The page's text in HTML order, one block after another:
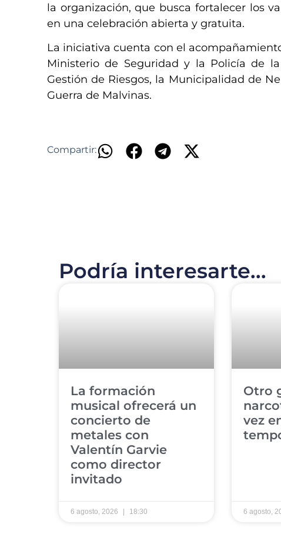
la organización, que busca fortalecer los
en una celebración abierta y gratuita.
La iniciativa cuenta con el
Ministerio de Seguridad y la Policía de
Gestión de Riesgos, la Municipalidad de
Guerra de Malvinas.
Compartir:
Podría interesarte...
​La formación
musical ofrecerá un
concierto de
metales con
Valentín Garvie
como director
invitado ​
6 agosto, 2026 18:30
​Otro
vez
6 agosto,